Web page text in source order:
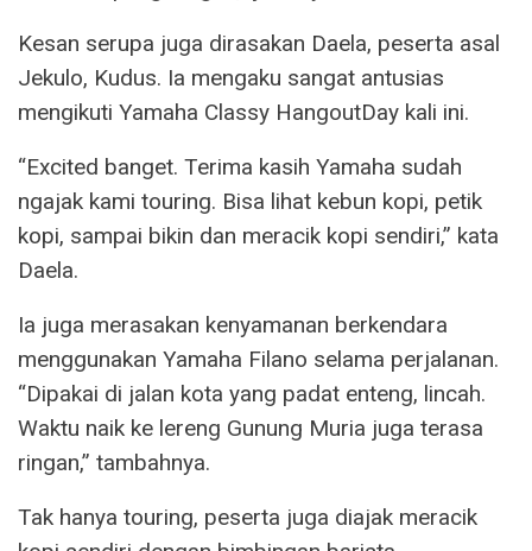
Kesan serupa juga dirasakan Daela, peserta asal
Jekulo, Kudus. Ia mengaku sangat antusias
mengikuti Yamaha Classy HangoutDay kali ini.
“Excited banget. Terima kasih Yamaha sudah
ngajak kami touring. Bisa lihat kebun kopi, petik
kopi, sampai bikin dan meracik kopi sendiri,” kata
Daela.
Ia juga merasakan kenyamanan berkendara
menggunakan Yamaha Filano selama perjalanan.
“Dipakai di jalan kota yang padat enteng, lincah.
Waktu naik ke lereng Gunung Muria juga terasa
ringan,” tambahnya.
Tak hanya touring, peserta juga diajak meracik